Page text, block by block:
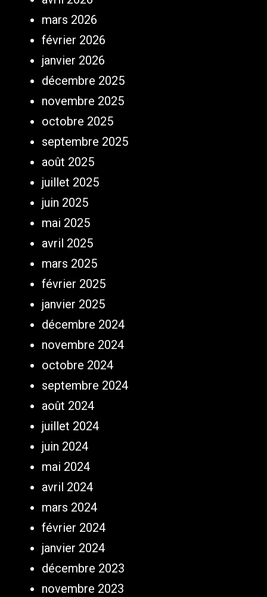
mars 2026
février 2026
janvier 2026
décembre 2025
novembre 2025
octobre 2025
septembre 2025
août 2025
juillet 2025
juin 2025
mai 2025
avril 2025
mars 2025
février 2025
janvier 2025
décembre 2024
novembre 2024
octobre 2024
septembre 2024
août 2024
juillet 2024
juin 2024
mai 2024
avril 2024
mars 2024
février 2024
janvier 2024
décembre 2023
novembre 2023